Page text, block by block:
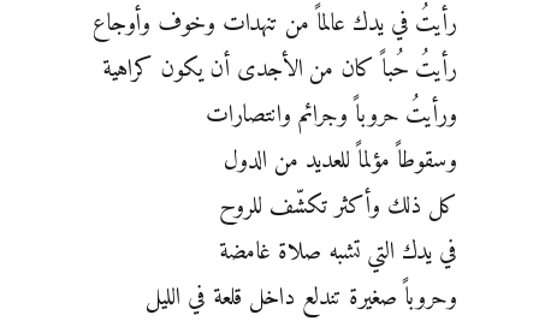
رأيتُ في يدك عالماً من تنهدات وخوف وأوجاع
رأيتُ حُباً كان من الأجدى أن يكون كراهية
ورأيتُ حروباً وجرائم وانتصارات
وسقوطاً مؤلماً للعديد من الدول
كل ذلك وأكثر تكشّف للروح
في يدك التي تشبه صلاة غامضة
وحروباً صغيرة تندلع داخل قلعة في الليل